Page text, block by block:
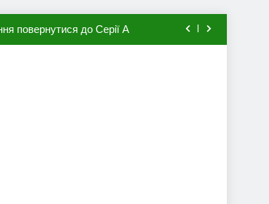
повернутися до Серії А